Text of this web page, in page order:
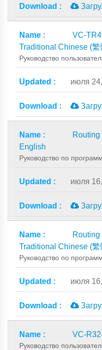
VC-
Traditional Chinese (繁
Руководство
июля
English
Руководство по
июля
Traditional Chinese (繁
Руководство по
июля
VC-
Руководство